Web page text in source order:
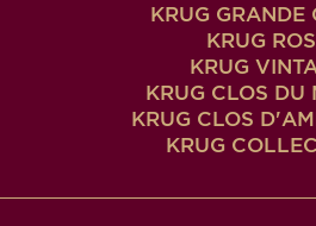
KRUG GRANDE
KRUG
KRUG
KRUG CLOS DU
KRUG CLOS
KRUG